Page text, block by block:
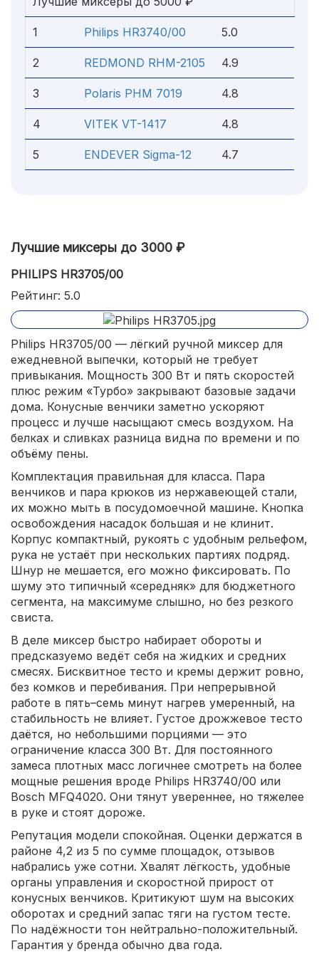
1 Philips HR3740/00 5.0
2 REDMOND RHM-2105 4.9
3 Polaris PHM 7019 4.8
4 VITEK VT-1417 4.8
5 ENDEVER Sigma-12 4.7
Лучшие миксеры до 3000 ₽
PHILIPS HR3705/00
Рейтинг: 5.0
Philips HR3705/00 — лёгкий ручной миксер для
ежедневной выпечки, который не требует
привыкания. Мощность 300 Вт и пять скоростей
плюс режим «Турбо» закрывают базовые задачи
дома. Конусные венчики заметно ускоряют
процесс и лучше насыщают смесь воздухом. На
белках и сливках разница видна по времени и по
объёму пены.
Комплектация правильная для класса. Пара
венчиков и пара крюков из нержавеющей стали,
их можно мыть в посудомоечной машине. Кнопка
освобождения насадок большая и не клинит.
Корпус компактный, рукоять с удобным рельефом,
рука не устаёт при нескольких партиях подряд.
Шнур не мешается, его можно фиксировать. По
шуму это типичный «середняк» для бюджетного
сегмента, на максимуме слышно, но без резкого
свиста.
В деле миксер быстро набирает обороты и
предсказуемо ведёт себя на жидких и средних
смесях. Бисквитное тесто и кремы держит ровно,
без комков и перебивания. При непрерывной
работе в пять–семь минут нагрев умеренный, на
стабильность не влияет. Густое дрожжевое тесто
даётся, но небольшими порциями — это
ограничение класса 300 Вт. Для постоянного
замеса плотных масс логичнее смотреть на более
мощные решения вроде Philips HR3740/00 или
Bosch MFQ4020. Они тянут увереннее, но тяжелее
в руке и стоят дороже.
Репутация модели спокойная. Оценки держатся в
районе 4,2 из 5 по сумме площадок, отзывов
набрались уже сотни. Хвалят лёгкость, удобные
органы управления и скоростной прирост от
конусных венчиков. Критикуют шум на высоких
оборотах и средний запас тяги на густом тесте.
По надёжности тон нейтрально-положительный.
Гарантия у бренда обычно два года.